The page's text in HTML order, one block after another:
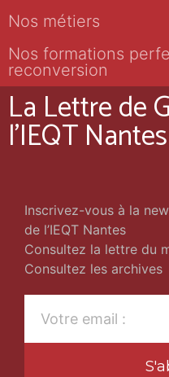
Nos métiers
Nos formations
reconversion
La Lettre de
l'IEQT Nantes
Inscrivez-vous à la
de l’IEQT Nantes
Consultez la lettre du
Consultez les archives